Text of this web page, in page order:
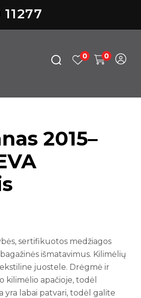
0 0
2015–
sertifikuotos medžiagos
išmatavimus. Kilimėlių
juostele. Drėgmė ir
kilimėlio apačioje, todėl
yra labai patvari, todėl galite